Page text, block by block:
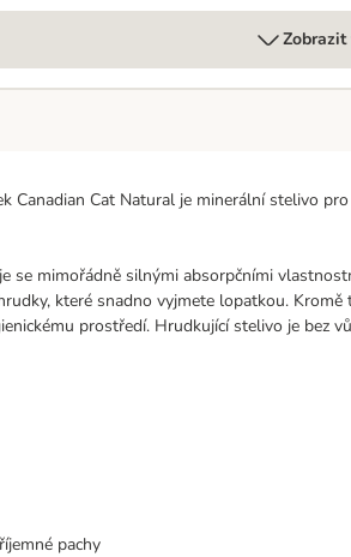
Zobrazit
Canadian Cat Natural je minerální stelivo
se mimořádně silnými absorpčními
které snadno vyjmete lopatkou. Kromě
prostředí. Hrudkující stelivo je bez
pachy